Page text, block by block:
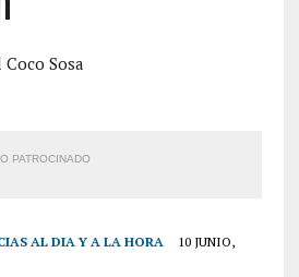
Sosa
PATROCINADO
AL DIA Y A LA HORA
10 JUNIO,